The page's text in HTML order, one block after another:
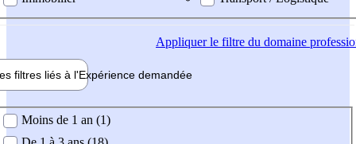
Appliquerle filtre du domaine
filtres liés à l'Expérience demandée
demandée
Moins de 1 an (1)